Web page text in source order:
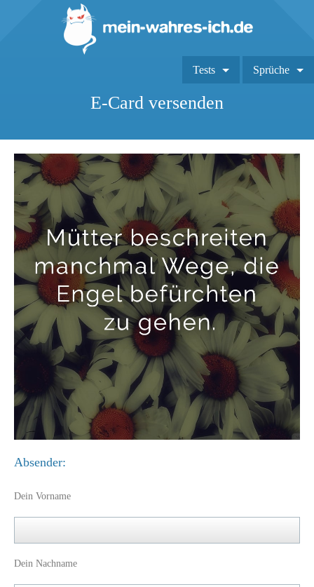
Tests Sprüche
E-Card versenden
Absender:
Dein Vorname
Dein Nachname